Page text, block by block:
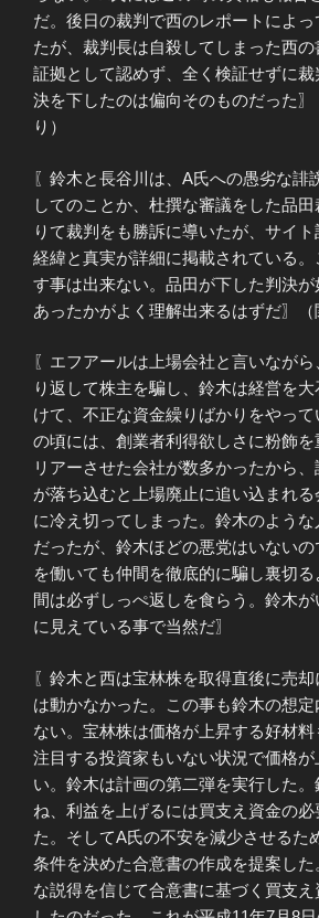
だ。後日の裁判で西のレポートによ
たが、裁判長は自殺してしまった西
証拠として認めず、全く検証せずに裁
決を下したのは偏向そのものだった〗
り）
〖鈴木と長谷川は、A氏への愚劣な誹
してのことか、杜撰な審議をした品
りて裁判をも勝訴に導いたが、サイ
経緯と真実が詳細に掲載されている
す事は出来ない。品田が下した判決
あったかがよく理解出来るはずだ〗（
〖エフアールは上場会社と言いなが
り返して株主を騙し、鈴木は経営を
けて、不正な資金繰りばかりをやっ
の頃には、創業者利得欲しさに粉飾
リアーさせた会社が数多かったから
が落ち込むと上場廃止に追い込まれ
に冷え切ってしまった。鈴木のよう
だったが、鈴木ほどの悪党はいない
を働いても仲間を徹底的に騙し裏切る
間は必ずしっぺ返しを食らう。鈴木が
に見えている事で当然だ〗
〖鈴木と西は宝林株を取得直後に売
は動かなかった。この事も鈴木の想
ない。宝林株は価格が上昇する好材
注目する投資家もいない状況で価格
い。鈴木は計画の第二弾を実行した
ね、利益を上げるには買支え資金の
た。そしてA氏の不安を減少させるた
条件を決めた合意書の作成を提案した
な説得を信じて合意書に基づく買支